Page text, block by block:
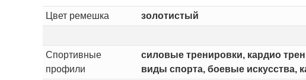
Цвет ремешка
золотистый
Спортивные
профили
силовые тренировки, кардио
виды спорта, боевые искусства,